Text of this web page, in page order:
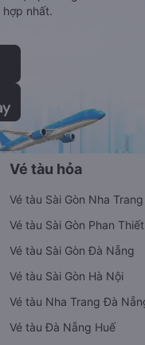
nhất.
Vé tàu hỏa
Vé tàu Sài Gòn Nha Trang
Vé tàu Sài Gòn Phan Thiết
Vé tàu Sài Gòn Đà Nẵng
Vé tàu Sài Gòn Hà Nội
Vé tàu Nha Trang Đà
Vé tàu Đà Nẵng Huế